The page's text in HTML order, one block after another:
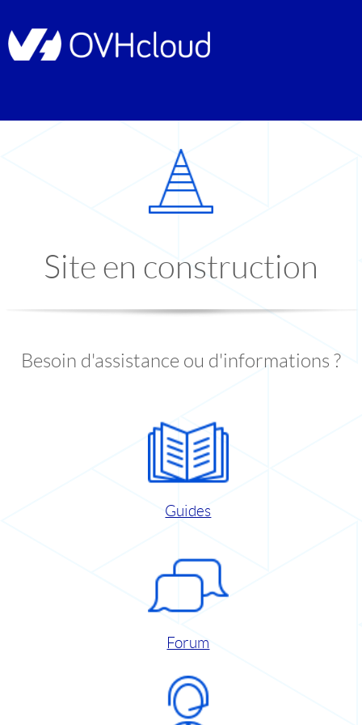
Site en construction
Besoin d'assistance ou d'informations ?
Guides
Forum